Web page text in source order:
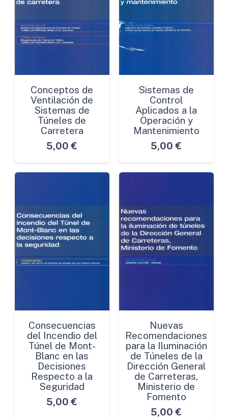
Conceptos de
Ventilación de
Sistemas de
Túneles de
Carretera
5,00 €
Sistemas de
Control
Aplicados a la
Operación y
Mantenimiento
5,00 €
Consecuencias
del Incendio del
Túnel de Mont-
Blanc en las
Decisiones
Respecto a la
Seguridad
5,00 €
Nuevas
Recomendaciones
para la Iluminación
de Túneles de la
Dirección General
de Carreteras,
Ministerio de
Fomento
5,00 €